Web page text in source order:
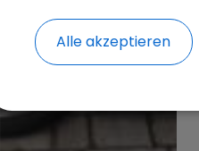
Alle akzeptieren